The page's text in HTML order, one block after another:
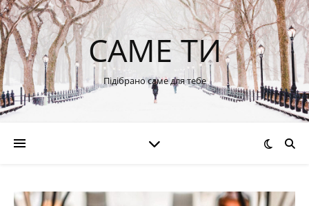
САМЕ ТИ
Підібрано саме для тебе